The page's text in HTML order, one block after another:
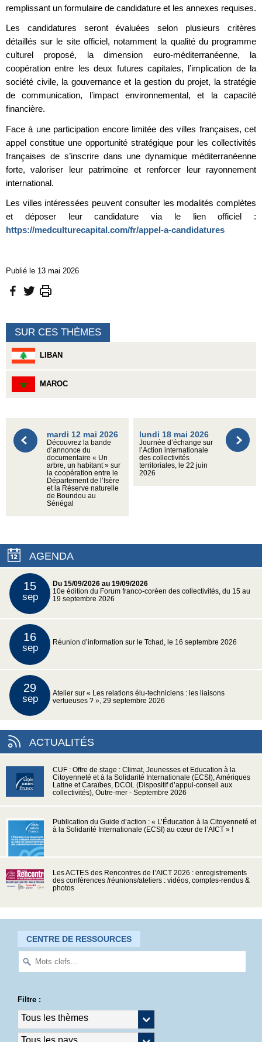
remplissant un formulaire de candidature et les annexes requises.
Les candidatures seront évaluées selon plusieurs critères
détaillés sur le site officiel, notamment la qualité du programme
culturel proposé, la dimension euro-méditerranéenne, la
coopération entre les deux futures capitales, l’implication de la
société civile, la gouvernance et la gestion du projet, la stratégie
de communication, l’impact environnemental, et la capacité
financière.
Face à une participation encore limitée des villes françaises, cet
appel constitue une opportunité stratégique pour les collectivités
françaises de s’inscrire dans une dynamique méditerranéenne
forte, valoriser leur patrimoine et renforcer leur rayonnement
international.
Les villes intéressées peuvent consulter les modalités complètes
et déposer leur candidature via le lien officiel :
https://medculturecapital.com/fr/appel-a-candidatures
Publié le 13 mai 2026
SUR CES THÈMES
LIBAN
MAROC
mardi 12 mai 2026
Découvrez la bande
d’annonce du
documentaire « Un
arbre, un habitant » sur
la coopération entre le
Département de l’Isère
et la Réserve naturelle
de Boundou au
Sénégal
lundi 18 mai 2026
Journée d’échange sur
l’Action internationale
des collectivités
territoriales, le 22 juin
2026
AGENDA
15
sep
Du 15/09/2026 au 19/09/2026
10e édition du Forum franco-coréen des collectivités, du 15 au
19 septembre 2026
16
sep Réunion d’information sur le Tchad, le 16 septembre 2026
29
sep
Atelier sur « Les relations élu-techniciens : les liaisons
vertueuses ? », 29 septembre 2026
ACTUALITÉS
CUF : Offre de stage : Climat, Jeunesses et Education à la
Citoyenneté et à la Solidarité Internationale (ECSI), Amériques
Latine et Caraïbes, DCOL (Dispositif d’appui-conseil aux
collectivités), Outre-mer - Septembre 2026
Publication du Guide d’action : « L’Éducation à la Citoyenneté et
à la Solidarité Internationale (ECSI) au cœur de l’AICT » !
Les ACTES des Rencontres de l’AICT 2026 : enregistrements
des conférences /réunions/ateliers : vidéos, comptes-rendus &
photos
CENTRE DE RESSOURCES
Filtre :